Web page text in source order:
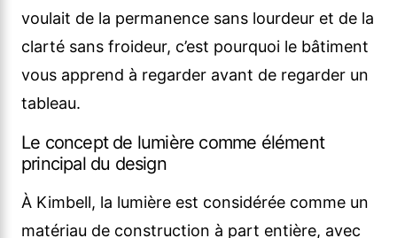
voulait de la permanence sans lourdeur et de la
clarté sans froideur, c’est pourquoi le bâtiment
vous apprend à regarder avant de regarder un
tableau.
Le concept de lumière comme élément
principal du design
À Kimbell, la lumière est considérée comme un
matériau de construction à part entière, avec